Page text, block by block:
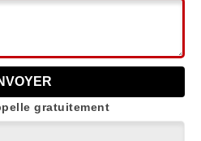
gratuitement